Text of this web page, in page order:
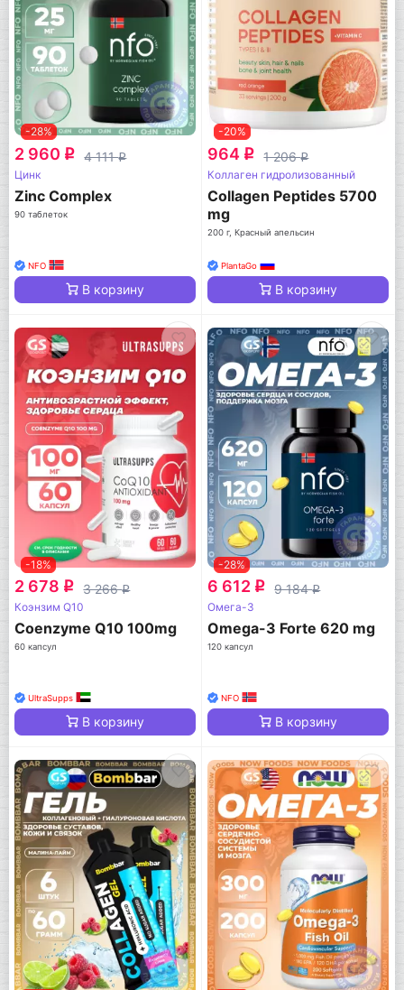
-28%
2 960 q 4 111q
Цинк
Zinc Complex
90 таблеток
NFO
В корзину
-20%
964 q 1 206q
Коллаген гидролизованный
Collagen Peptides 5700
mg
200 г, Красный апельсин
PlantaGo
В корзину
-18%
2 678 q 3 266q
Коэнзим Q10
Coenzyme Q10 100mg
60 капсул
UltraSupps
В корзину
-28%
6 612 q 9 184q
Омега-3
Omega-3 Forte 620 mg
120 капсул
NFO
В корзину